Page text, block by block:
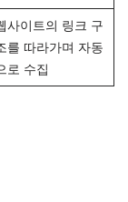
사이트의 링크 구
를 따라가며 자동
로 수집